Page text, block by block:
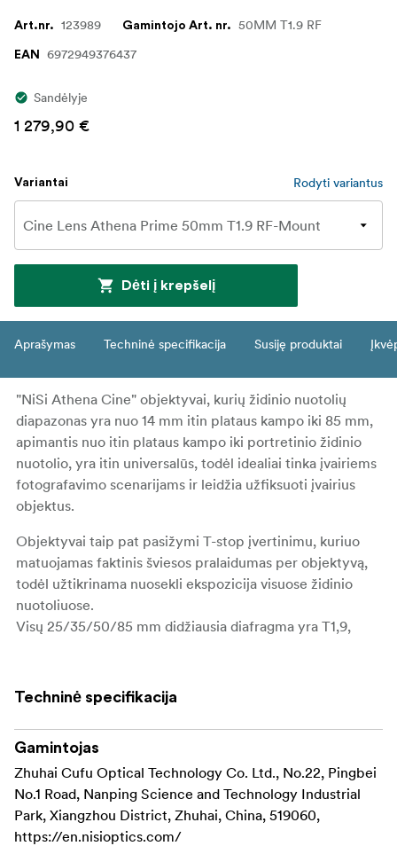
Art.nr. 123989 Gamintojo Art. nr. 50MM T1.9 RF
EAN 6972949376437
Sandėlyje
1 279,90 €
Variantai Rodyti variantus
Dėti į krepšelį
Aprašymas Techninė specifikacija Susiję produktai
"NiSi Athena Cine" objektyvai, kurių židinio nuotolių
diapazonas yra nuo 14 mm itin plataus kampo iki 85 mm,
apimantis nuo itin plataus kampo iki portretinio židinio
nuotolio, yra itin universalūs, todėl idealiai tinka įvairiems
fotografavimo scenarijams ir leidžia užfiksuoti įvairius
objektus.
Objektyvai taip pat pasižymi T-stop įvertinimu, kuriuo
matuojamas faktinis šviesos pralaidumas per objektyvą,
todėl užtikrinama nuosekli ekspozicija visuose židinio
nuotoliuose.
Visų 25/35/50/85 mm didžiausia diafragma yra T1,9,
Jų įspūdingas 46 mm vaizdo apskritimas, todėl jie tinka
naudoti su viso kadro ir net didelio formato jutikliais.
Visa serija gaminama su ARRI PL, "Canon RF", "Sony E",
"Panasonic/Leica L" ir "Fuji G" objektyvų montavimo
galimybėmis ir pasižymi itin maža chromatine aberacija
bei mikrokontrasto valdymu.
Techninė specifikacija
Gamintojas
Zhuhai Cufu Optical Technology Co. Ltd., No.22, Pingbei
No.1 Road, Nanping Science and Technology Industrial
Park, Xiangzhou District, Zhuhai, China, 519060,
https://en.nisioptics.com/